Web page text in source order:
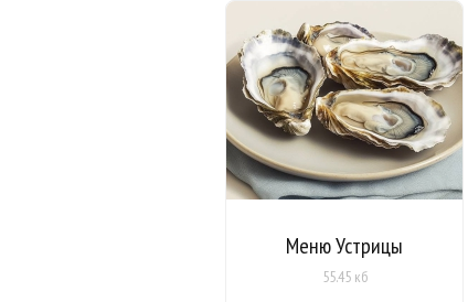
Меню Устрицы
55.45 кб